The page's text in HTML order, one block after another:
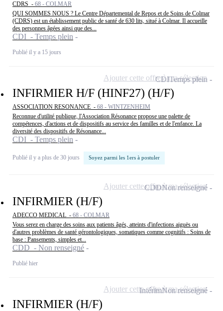
CDRS - 68 - COLMAR
QUI SOMMES NOUS ? Le Centre Départemental de Repos et de Soins de Colmar
(CDRS) est un établissement public de santé de 630 lits, situé à Colmar. Il accueille
des personnes âgées ainsi que des...
CDI - Temps plein
Publié il y a 15 jours
INFIRMIER H/F (HINF27) (H/F)
ASSOCIATION RESONANCE - 68 - WINTZENHEIM
Reconnue d'utilité publique, l'Association Résonance propose une palette de
compétences, d'actions et de dispositifs au service des familles et de l'enfance. La
diversité des dispositifs de Résonance...
CDI - Temps plein
Publié il y a plus de 30 jours Soyez parmi les 1ers à postuler
CDITemps plein
Ajouter cette offre à ma sélection
INFIRMIER (H/F)
ADECCO MEDICAL - 68 - COLMAR
Vous serez en charge des soins aux patients âgés, atteints d'infections aiguës ou
d'autres problèmes de santé gérontologiques, somatiques comme cognitifs : Soins de
base : Pansements, simples et...
CDD - Non renseigné
Publié hier
CDDNon renseigné
Ajouter cette offre à ma sélection
INFIRMIER (H/F)
IntérimNon renseigné
Ajouter cette offre à ma sélection